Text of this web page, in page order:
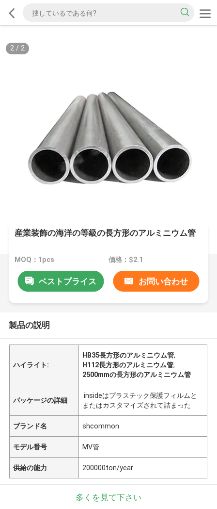
2/ 2
産業装飾の海洋の等級の長方形のアルミニウム管
MOQ：1pcs 価格：$2.1
ベストプライス お問い合わせ
製品の説明
ハイライト:
HB35長方形のアルミニウム管,
H112長方形のアルミニウム管,
2500mmの長方形のアルミニウム管
パッケージの詳細
.insideはプラスチック保護フィルムと
またはカスタマイズされて詰まった
ブランド名 shcommon
モデル番号 MV管
供給の能力 200000ton/year
多くを見て下さい